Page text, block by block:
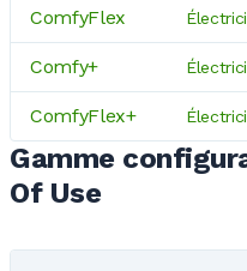
ComfyFlex
Comfy+
ComfyFlex+
Gamme
Of Use